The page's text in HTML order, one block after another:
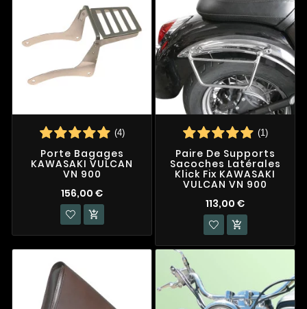
(4)
Porte Bagages
KAWASAKI VULCAN
VN 900
156,00 €

(1)
Paire De Supports
Sacoches Latérales
Klick Fix KAWASAKI
VULCAN VN 900
113,00 €
